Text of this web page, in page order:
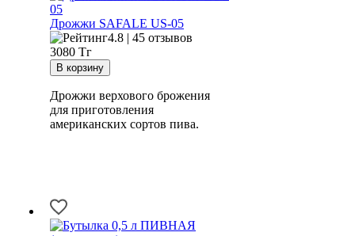
Дрожжи SAFALE US-05
4.8 | 45 отзывов
3080 Тг
Дрожжи верхового брожения
для приготовления
американских сортов пива.